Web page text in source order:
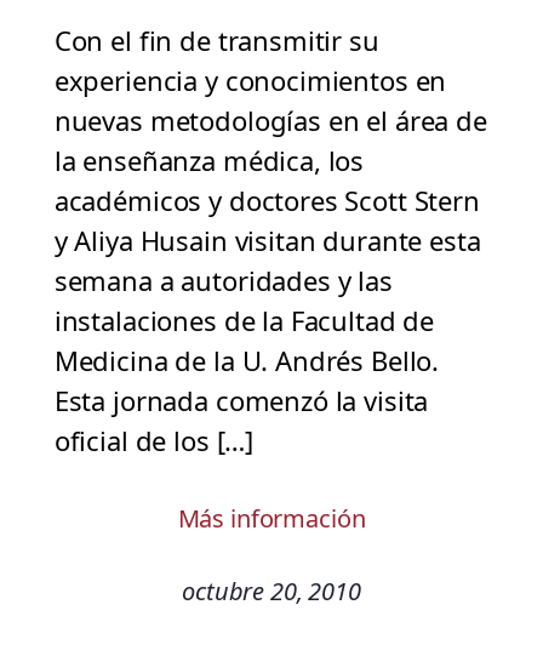
Con el fin de transmitir su
experiencia y conocimientos en
nuevas metodologías en el área de
la enseñanza médica, los
académicos y doctores Scott Stern
y Aliya Husain visitan durante esta
semana a autoridades y las
instalaciones de la Facultad de
Medicina de la U. Andrés Bello.
Esta jornada comenzó la visita
oficial de los […]
Más información
octubre 20, 2010